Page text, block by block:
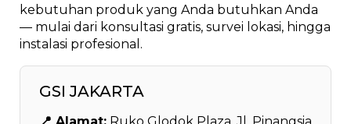
kebutuhan produk yang Anda butuhkan Anda
— mulai dari konsultasi gratis, survei lokasi, hingga
instalasi profesional.
GSI JAKARTA